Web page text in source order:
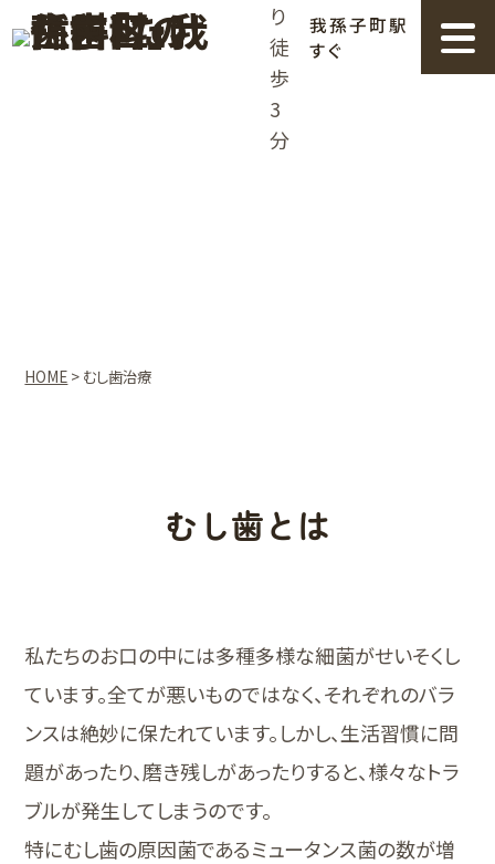
我孫子町駅
すぐ
HOME > むし歯治療
むし歯とは
私たちのお口の中には多種多様な細菌がせいそくし
ています。全てが悪いものではなく、それぞれのバラ
ンスは絶妙に保たれています。しかし、生活習慣に問
題があったり、磨き残しがあったりすると、様々なトラ
ブルが発生してしまうのです。
特にむし歯の原因菌であるミュータンス菌の数が増